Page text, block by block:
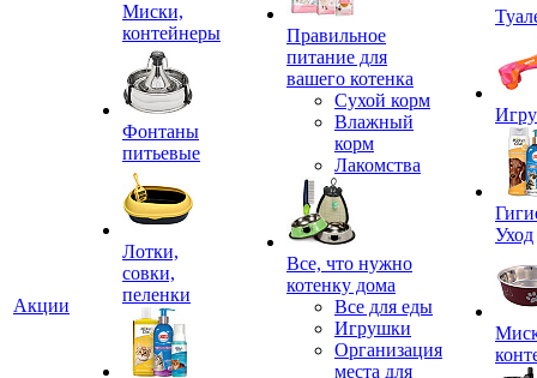
Акции
Миски,
контейнеры
Фонтаны
питьевые
Лотки,
совки,
пеленки
Правильное
питание для
вашего котенка
Сухой корм
Влажный
корм
Лакомства
Все, что нужно
котенку дома
Все для еды
Игрушки
Организация
места для
Уход